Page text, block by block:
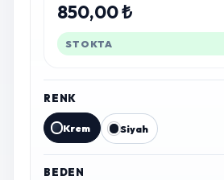
850,00 ₺
STOKTA
RENK
Krem Siyah
BEDEN